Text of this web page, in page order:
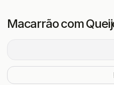
Macarrão com